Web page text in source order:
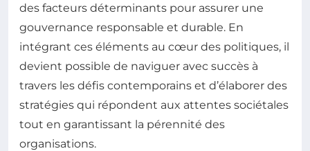
des facteurs déterminants pour assurer une
gouvernance responsable et durable. En
intégrant ces éléments au cœur des politiques, il
devient possible de naviguer avec succès à
travers les défis contemporains et d’élaborer des
stratégies qui répondent aux attentes sociétales
tout en garantissant la pérennité des
organisations.